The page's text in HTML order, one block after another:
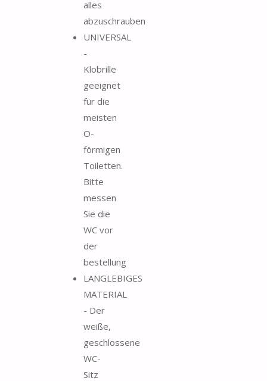
alles
abzuschrauben
UNIVERSAL
-
Klobrille
geeignet
für die
meisten
O-
förmigen
Toiletten.
Bitte
messen
Sie die
WC vor
der
bestellung
LANGLEBIGES
MATERIAL
- Der
weiße,
geschlossene
WC-
Sitz